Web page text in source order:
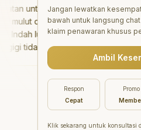
gigi yang tepat.
direkomendasikan!"
untuk kesehatan
di Aesthetic
luar biasa!
tidak hanya
tetapi juga
waktu untuk
saya mengenai
dan
gigi yang tepat.
Jangan lewatkan
bawah untuk langsung
klaim penawaran khusus
Ambil
Respon
Cepat
Promo
Klik sekarang untuk konsultasi